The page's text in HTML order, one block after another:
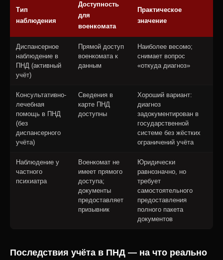
Тип
наблюдения
Доступность
для
военкомата
Практическое
значение
Диспансерное
наблюдение в
ПНД (активный
учёт)
Прямой доступ
военкомата к
данным
Наиболее весомо;
снимает вопрос
«откуда диагноз»
Консультативно-
лечебная
помощь в ПНД
(без
диспансерного
учёта)
Сведения в
карте ПНД
доступны
Хороший вариант:
диагноз
задокументирован в
государственной
системе без жёстких
ограничений учёта
Наблюдение у
частного
психиатра
Военкомат не
имеет прямого
доступа;
документы
предоставляет
призывник
Юридически
равнозначно, но
требует
самостоятельного
предоставления
полного пакета
документов
Последствия учёта в ПНД — на что реально